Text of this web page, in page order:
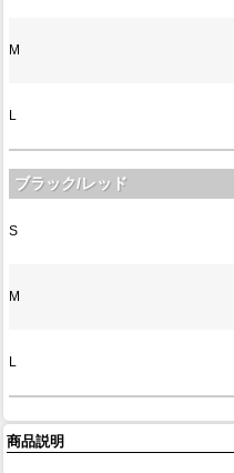
M
L
ブラック/レッド
S
M
L
商品説明